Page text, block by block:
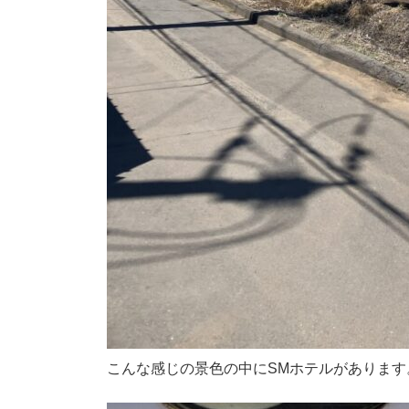
こんな感じの景色の中にSMホテルがあります